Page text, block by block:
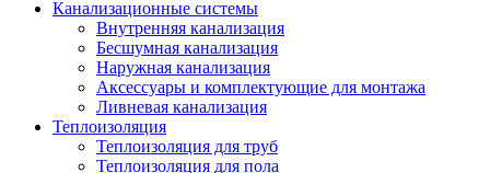
Канализационные системы
Внутренняя канализация
Бесшумная канализация
Наружная канализация
Аксессуары и комплектующие для монтажа
Ливневая канализация
Теплоизоляция
Теплоизоляция для труб
Теплоизоляция для пола